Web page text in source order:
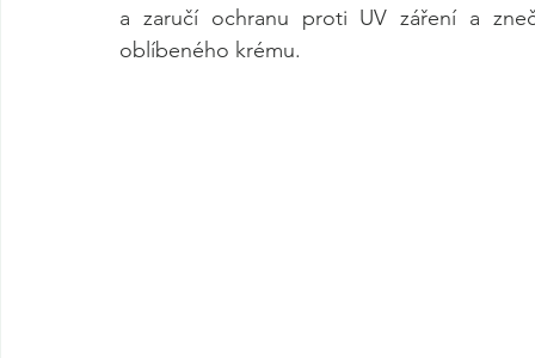
a zaručí ochranu proti UV záření a
oblíbeného krému.